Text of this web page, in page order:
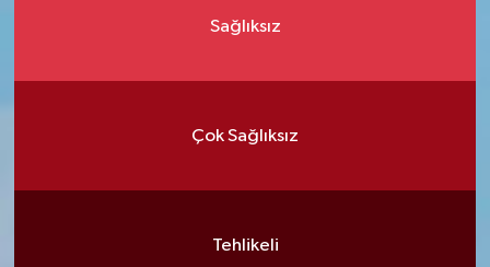
Sağlıksız
Çok Sağlıksız
Tehlikeli